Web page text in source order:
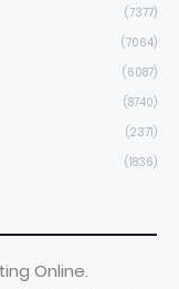
(7377)
(7064)
(6087)
(8740)
(2371)
(1836)
Online.